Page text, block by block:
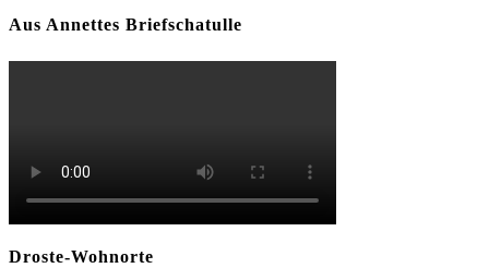
Aus Annettes Briefschatulle
Droste-Wohnorte